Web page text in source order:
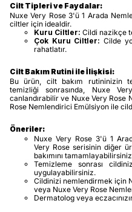
Cilt Tipleri ve Faydalar:
Nuxe Very Rose 3'ü 1 Arada
ciltler için idealdir.
Kuru Ciltler: Cildi nazikçe
Çok Kuru Ciltler: Cilde
rahatlatır.
Cilt Bakım Rutini ile İlişkisi:
Bu ürün, cilt bakım rutininizin
temizliği sonrasında, Nuxe
canlandırabilir ve Nuxe Very
Rose Nemlendirici Emülsiyon ile
Öneriler:
Nuxe Very Rose 3'ü 1
Very Rose serisinin diğer
bakımını
Temizleme sonrası
uygulayabilirsiniz.
Cildinizi nemlendirmek için
veya Nuxe Very Rose
Dermatolog veya